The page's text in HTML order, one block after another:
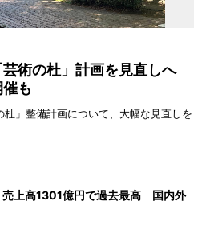
芸術の杜」計画を見直しへ
も
」整備計画について、大幅な見直しを
売上高1301億円で過去最高 国内外